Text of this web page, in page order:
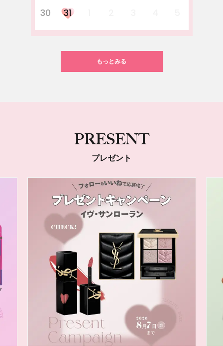
30
31
もっとみる
PRESENT
プレゼント